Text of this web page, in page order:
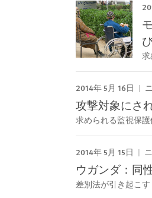
2014年 5月 16日
攻撃対象にさ
求められる監視保
2014年 5月 15日
ウガンダ：同
差別法が引き起こ